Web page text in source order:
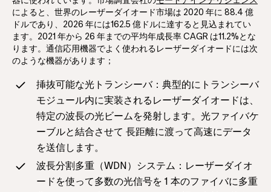
によると、世界のレーザーダイオード市場は 2020 年に 88.4 億
ドルであり、2026 年には162.5 億ドルに達すると見込まれてい
ます。2021 年から 26 年までの平均年成長率 CAGR は11.2%とな
ります。通信応用機器でよく使われるレーザーダイオードには次
のような機器があります；
挿抜可能な光トランシーバ：典型的にトランシーバ
モジュール内に実装されるレーザーダイオードは、
特定の波長の光ビームを発射します。光ファイバケ
ーブルと結合させて 長距離に渡って高速にデータ
を送信します。
波長分割多重（WDN）システム：レーザーダイオ
ードを使って多数の光信号を 1 本のファイバに多重